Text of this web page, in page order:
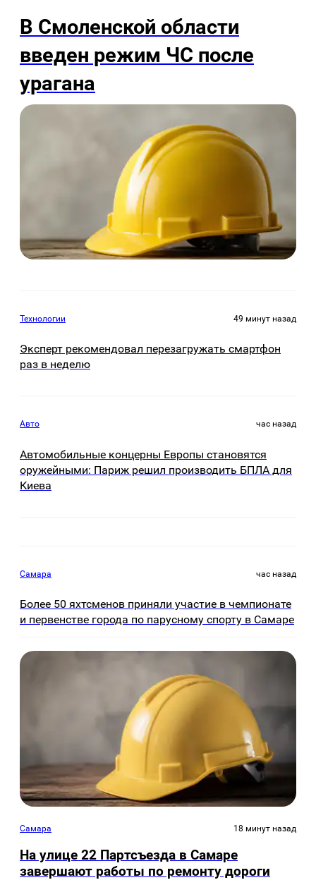
В Смоленской области
введен режим ЧС после
урагана
Технологии 49 минут назад
Эксперт рекомендовал перезагружать смартфон
раз в неделю
Авто час назад
Автомобильные концерны Европы становятся
оружейными: Париж решил производить БПЛА для
Киева
Самара час назад
Более 50 яхтсменов приняли участие в чемпионате
и первенстве города по парусному спорту в Самаре
Самара 18 минут назад
На улице 22 Партсъезда в Самаре
завершают работы по ремонту дороги